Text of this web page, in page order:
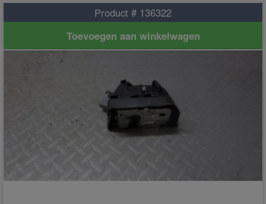
Product # 136322
Toevoegen aan winkelwagen